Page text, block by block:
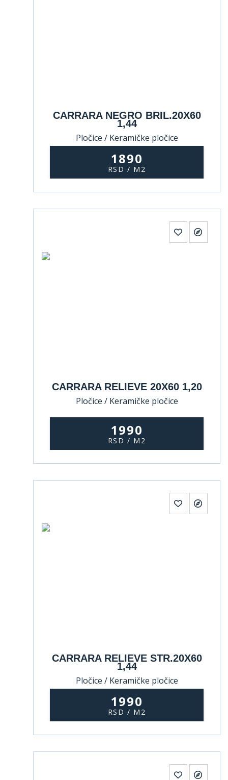
CARRARA NEGRO BRIL.20X60
1,44
Pločice / Keramičke pločice
1890
RSD / M2
CARRARA RELIEVE 20X60 1,20
Pločice / Keramičke pločice
1990
RSD / M2
CARRARA RELIEVE STR.20X60
1,44
Pločice / Keramičke pločice
1990
RSD / M2